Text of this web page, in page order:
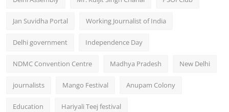
Jan Suvidha Portal Working Journalist of India
Delhi government Independence Day
NDMC Convention Centre Madhya Pradesh New Delhi
journalists Mango Festival Anupam Colony
Education Hariyali Teej festival